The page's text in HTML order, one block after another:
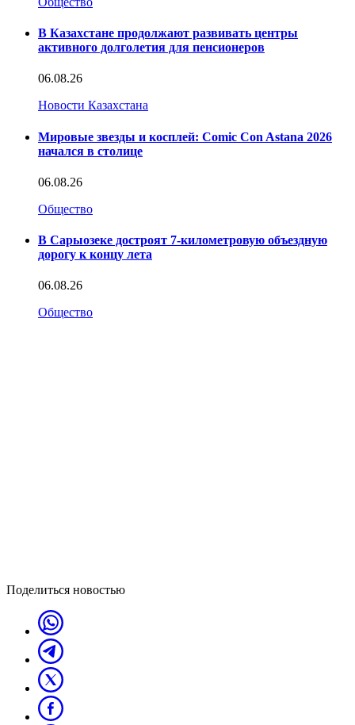
В Казахстане продолжают развивать центры
активного долголетия для пенсионеров
06.08.26
Новости Казахстана
Мировые звезды и косплей: Comic Con Astana 2026
начался в столице
06.08.26
Общество
В Сарыозеке достроят 7-километровую объездную
дорогу к концу лета
06.08.26
Общество
Поделиться новостью